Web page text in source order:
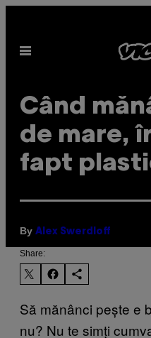
content
Open
Când
de mare,
fapt
By Alex Swerdloff
Share:
Să mănânci pește e
nu? Nu te simți